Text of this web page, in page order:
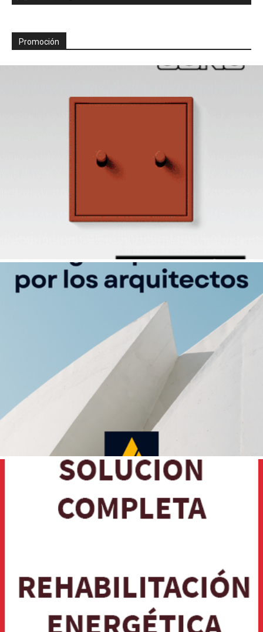
Promoción